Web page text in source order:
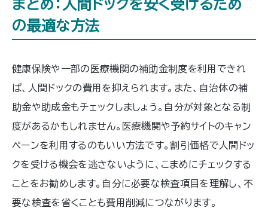
まとめ：人間ドックを安く受けるため
の最適な方法
健康保険や一部の医療機関の補助金制度を利用できれ
ば、人間ドックの費用を抑えられます。また、自治体の補
助金や助成金もチェックしましょう。自分が対象となる制
度があるかもしれません。医療機関や予約サイトのキャン
ペーンを利用するのもいい方法です。割引価格で人間ドッ
クを受ける機会を逃さないように、こまめにチェックする
ことをお勧めします。自分に必要な検査項目を理解し、不
要な検査を省くことも費用削減につながります。